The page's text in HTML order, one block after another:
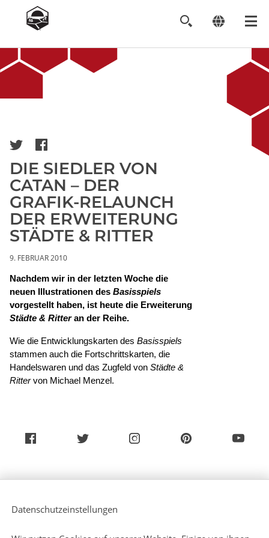
Datenschutzeinstellungen
DIE SIEDLER VON
CATAN – DER
GRAFIK-RELAUNCH
DER ERWEITERUNG
STÄDTE & RITTER
9. FEBRUAR 2010
Nachdem wir in der letzten Woche die
neuen Illustrationen des Basisspiels
Städte & Ritter an der Reihe.
Wie die Entwicklungskarten des Basisspiels
stammen auch die Fortschrittskarten, die
Handelswaren und das Zugfeld von Städte &
Ritter von Michael Menzel.